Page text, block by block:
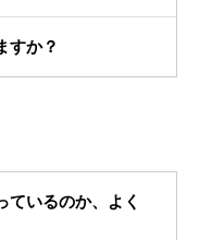
すか？
ているのか、よく